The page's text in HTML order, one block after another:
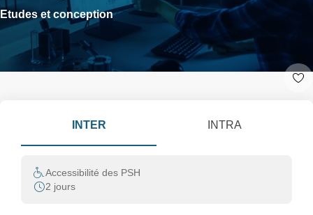
Etudes et conception
INTER INTRA
Accessibilité des PSH
2 jours